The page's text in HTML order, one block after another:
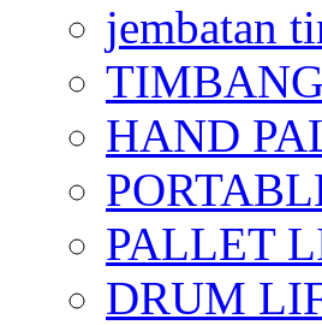
jembatan
HAND
PALLET
DRUM